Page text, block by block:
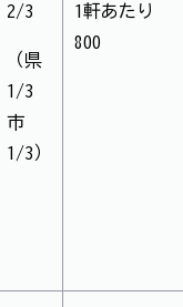
2/3
（県
1/3
市
1/3）
1軒あたり
800